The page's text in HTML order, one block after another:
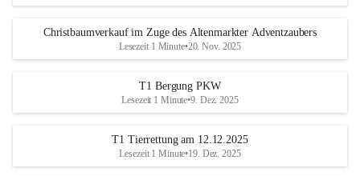
Christbaumverkauf im Zuge des Altenmarkter Adventzaubers
Lesezeit 1 Minute•20. Nov. 2025
T1 Bergung PKW
Lesezeit 1 Minute•9. Dez. 2025
T1 Tierrettung am 12.12.2025
Lesezeit 1 Minute•19. Dez. 2025